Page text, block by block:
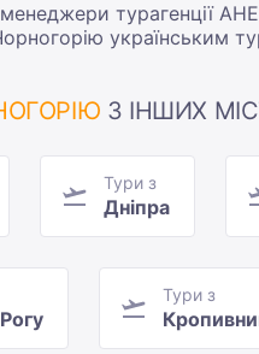
турагенції
українським
З ІНШИХ
Тури з
Дніпра
Тури з